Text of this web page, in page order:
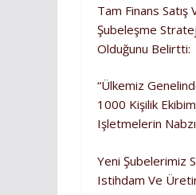
Tam Finans Satış
Şubeleşme
Olduğunu Belirtti:
“Ülkemiz
1000 Kişilik
Işletmelerin
Yeni Şubelerimiz
Istihdam Ve